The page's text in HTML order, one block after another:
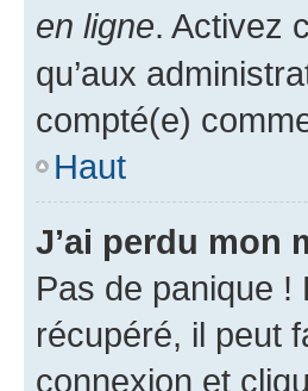
en ligne. Activez
qu’aux
compté(e)
Haut
J’ai perdu mon
Pas de panique
récupéré, il peut
connexion et